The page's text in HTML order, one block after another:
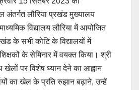
लौरिया प्रखंड मुख्यालय
विद्यालय लौरिया में आयोजित
के सभी कोटि के विद्यालयों में
के सेमिनार में वयक्त किया। श्री
खेलों पर विशेष ध्यान देने का आह्वान
का खेल के प्रति रुझान बढ़ाने, उन्हें